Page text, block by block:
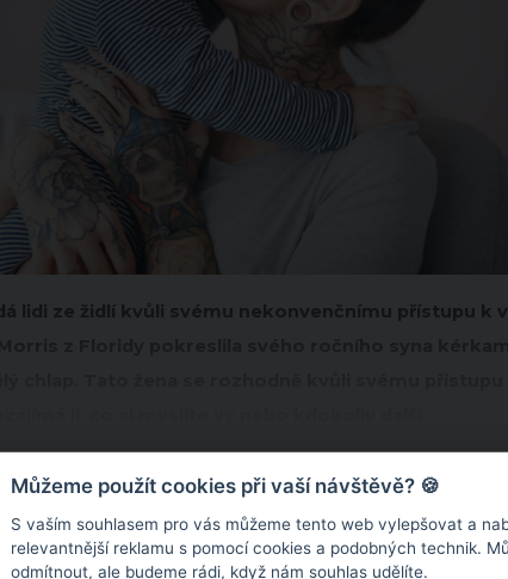
lidi ze židlí kvůli svému nekonvenčnímu přístupu k
níže...
Můžeme použít cookies při vaší návštěvě? 🍪
S vaším souhlasem pro vás můžeme tento web vylepšovat a
relevantnější reklamu s pomocí cookies a podobných technik.
odmítnout, ale budeme rádi, když nám souhlas udělíte.